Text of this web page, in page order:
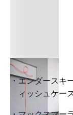
エンダースキ
ィッシュケー